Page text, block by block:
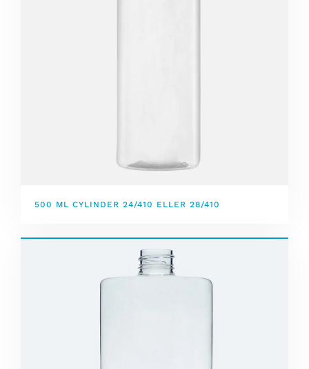
500 ML CYLINDER 24/410 ELLER 28/410